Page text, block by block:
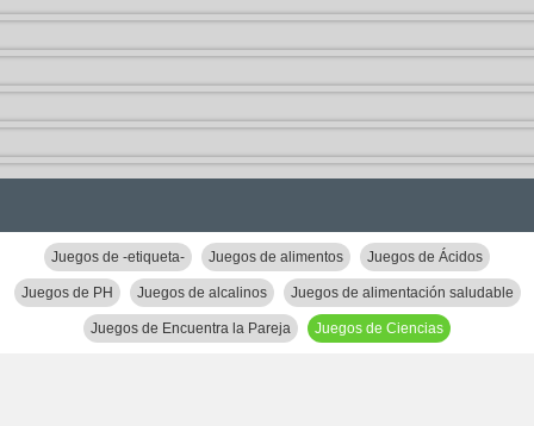
Juegos de -etiqueta- Juegos de alimentos Juegos de Ácidos
Juegos de PH Juegos de alcalinos Juegos de alimentación saludable
Juegos de Encuentra la Pareja Juegos de Ciencias